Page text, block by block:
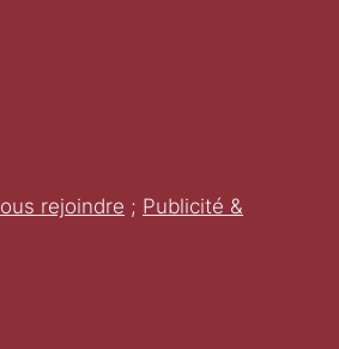
rejoindre ; Publicité &